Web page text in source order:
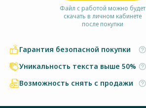
Файл с работой можно будет
скачать в личном кабинете
после покупки
Гарантия безопасной покупки
Уникальность текста выше 50%
Возможность снять с продажи